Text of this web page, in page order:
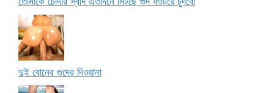
দুই বোনের গুদের দিওয়ানা